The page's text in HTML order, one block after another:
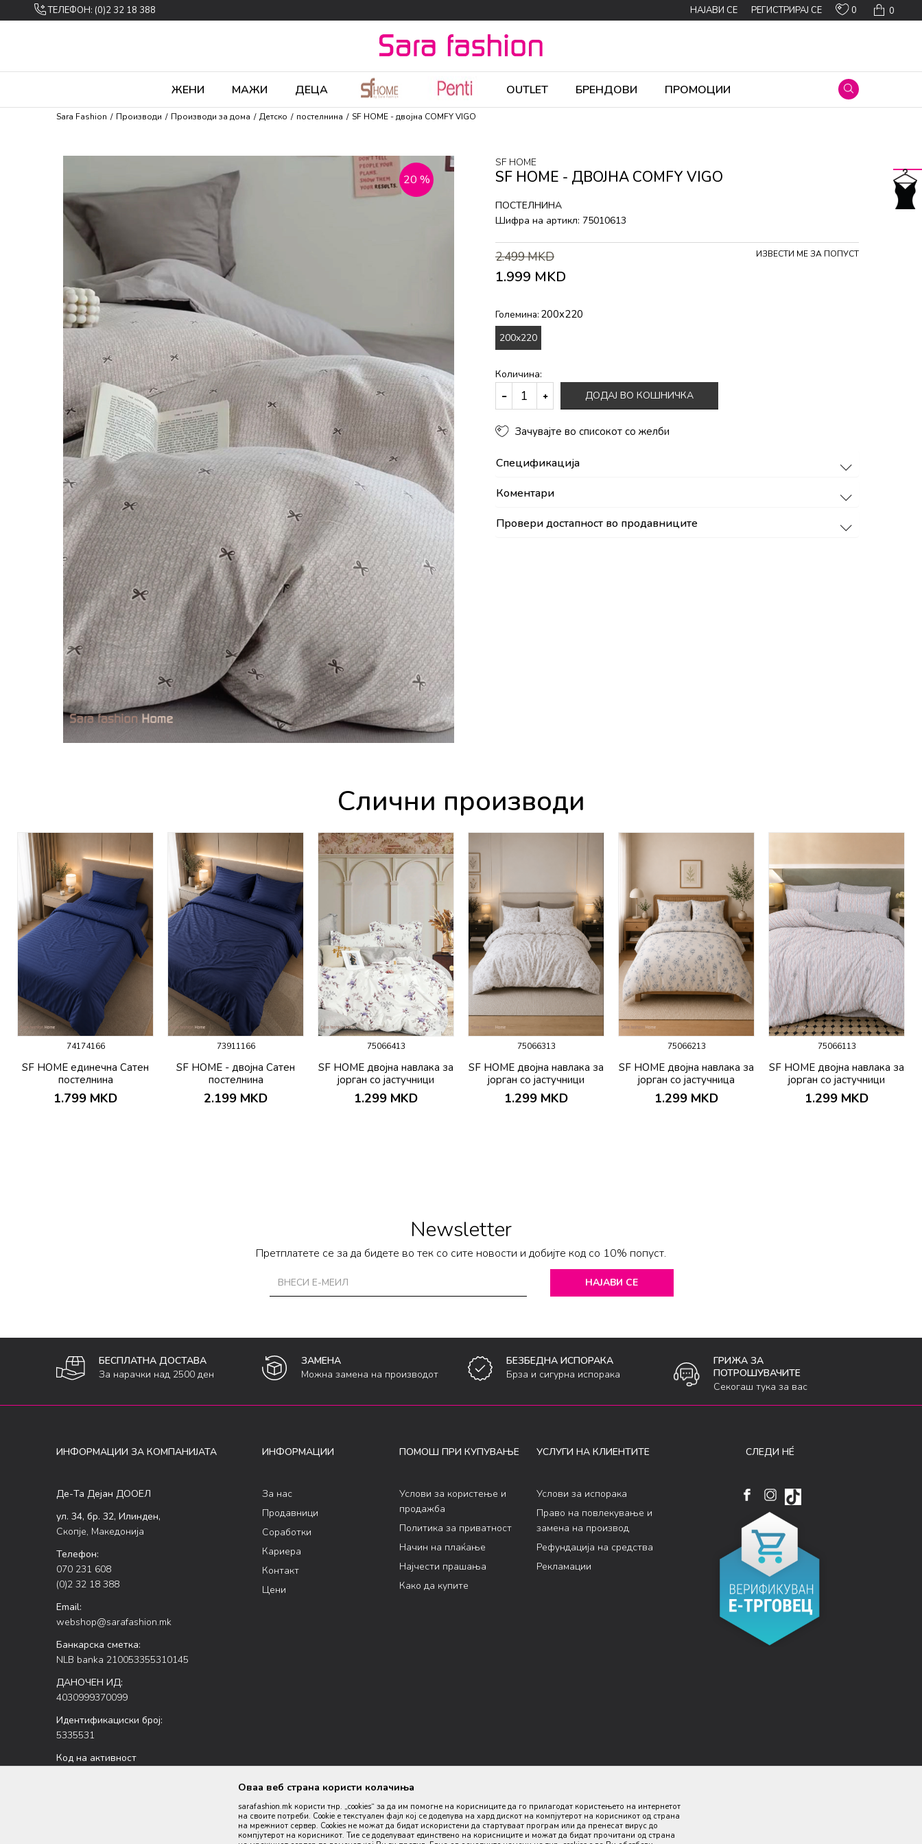
ТЕЛЕФОН: (0)2 32 18 388 0
0
НАЈАВИ СЕ РЕГИСТРИРАЈ СЕ
ЖЕНИ МАЖИ ДЕЦА OUTLET БРЕНДОВИ ПРОМОЦИИ
Sara Fashion Производи Производи за дома Детско постелнина SF HOME - двојна COMFY VIGO
20 %
SF HOME
SF HOME - ДВОЈНА COMFY VIGO
ПОСТЕЛНИНА
Шифра на артикл: 75010613
2.499MKD
1.999 MKD
ИЗВЕСТИ МЕ ЗА ПОПУСТ
Големина: 200x220
200x220
Количина:
ДОДАЈ ВО КОШНИЧКА
Зачувајте во списокот со желби
Спецификација
Коментари
Провери достапност во продавниците
Слични производи
74174166
SF HOME единечна Сатен
постелнина
1.799 MKD
73911166
SF HOME - двојна Сатен
постелнина
2.199 MKD
75066413
SF HOME двојна навлака за
јорган со јастучници
200х230 Darlino
1.299 MKD
75066313
SF HOME двојна навлака за
јорган со јастучници
200х230 Bueno
1.299 MKD
75066213
SF HOME двојна навлака за
јорган со јастучница
200х230 Bello
1.299 MKD
75066113
SF HOME двојна навлака за
јорган со јастучници
200х230 Sueno
1.299 MKD
Newsletter
Претплатете се за да бидете во тек со сите новости и добијте код со 10% попуст.
НАЈАВИ СЕ
БЕСПЛАТНА ДОСТАВА
За нарачки над 2500 ден
ЗАМЕНА
Можна замена на производот
БЕЗБЕДНА ИСПОРАКА
Брза и сигурна испорака
ГРИЖА ЗА
ПОТРОШУВАЧИТЕ
Секогаш тука за вас
ИНФОРМАЦИИ ЗА КОМПАНИЈАТА
Де-Та Дејан ДООЕЛ
ул. 34, бр. 32, Илинден,
Скопје, Македонија
Телефон:
070 231 608
(0)2 32 18 388
Email:
webshop@sarafashion.mk
Банкарска сметка:
NLB banka 210053355310145
ДАНОЧЕН ИД:
4030999370099
Идентификациски број:
5335531
Код на активност
ИНФОРМАЦИИ
За нас
Продавници
Соработки
Кариера
Контакт
Цени
ПОМОШ ПРИ КУПУВАЊЕ
Услови за користење и
продажба
Политика за приватност
Начин на плаќање
Најчести прашања
Како да купите
УСЛУГИ НА КЛИЕНТИТЕ
Услови за испорака
Право на повлекување и
замена на производ
Рефундација на средства
Рекламации
СЛЕДИ НÉ
Оваа веб страна користи колачиња
sarafashion.mk користи тнр. „cookies“ за да им помогне на корисниците да го прилагодат користењето на интернетот
на своите потреби. Cookie е текстуален фајл кој се доделува на хард дискот на компјутерот на корисникот од страна
на мрежниот сервер. Cookies не можат да бидат искористени да стартуваат програм или да пренесат вирус до
компјутерот на корисникот. Тие се доделуваат единствено на корисниците и можат да бидат прочитани од страна